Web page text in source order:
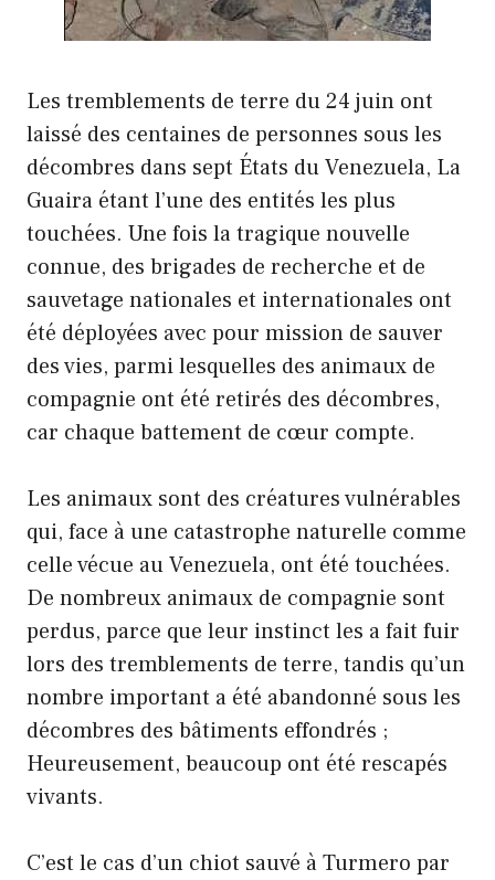
Les tremblements de terre du 24 juin ont
laissé des centaines de personnes sous les
décombres dans sept États du Venezuela, La
Guaira étant l’une des entités les plus
touchées. Une fois la tragique nouvelle
connue, des brigades de recherche et de
sauvetage nationales et internationales ont
été déployées avec pour mission de sauver
des vies, parmi lesquelles des animaux de
compagnie ont été retirés des décombres,
car chaque battement de cœur compte.
Les animaux sont des créatures vulnérables
qui, face à une catastrophe naturelle comme
celle vécue au Venezuela, ont été touchées.
De nombreux animaux de compagnie sont
perdus, parce que leur instinct les a fait fuir
lors des tremblements de terre, tandis qu’un
nombre important a été abandonné sous les
décombres des bâtiments effondrés ;
Heureusement, beaucoup ont été rescapés
vivants.
C’est le cas d’un chiot sauvé à Turmero par